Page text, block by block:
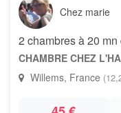
Chez marie
2 chambres à 20
CHAMBRE CHEZ
Willems, France